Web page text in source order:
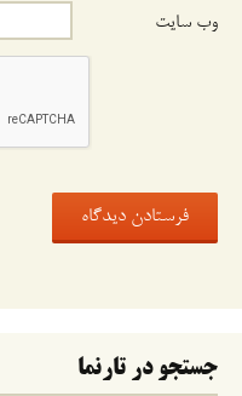
وب‌ سایت
جستجو در تارنما